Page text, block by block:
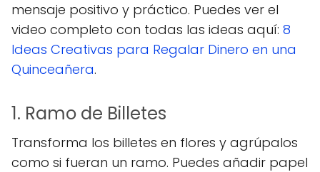
mensaje positivo y práctico. Puedes ver el
video completo con todas las ideas aquí: 8
Ideas Creativas para Regalar Dinero en una
Quinceañera.
1. Ramo de Billetes
Transforma los billetes en flores y agrúpalos
como si fueran un ramo. Puedes añadir papel